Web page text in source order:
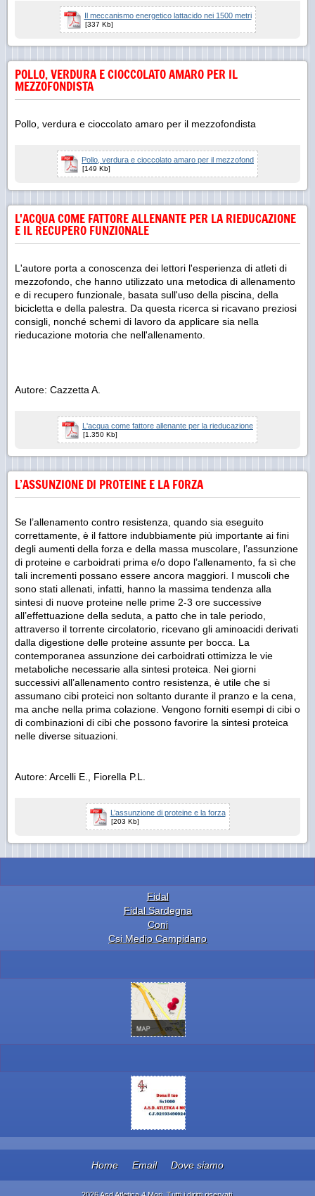
Il meccanismo energetico lattacido nei 1500 metri
[337 Kb]
POLLO, VERDURA E CIOCCOLATO AMARO PER IL
MEZZOFONDISTA
Pollo, verdura e cioccolato amaro per il mezzofondista
Pollo, verdura e cioccolato amaro per il mezzofond
[149 Kb]
L'ACQUA COME FATTORE ALLENANTE PER LA RIEDUCAZIONE
E IL RECUPERO FUNZIONALE
L'autore porta a conoscenza dei lettori l'esperienza di atleti di
mezzofondo, che hanno utilizzato una metodica di allenamento
e di recupero funzionale, basata sull'uso della piscina, della
bicicletta e della palestra. Da questa ricerca si ricavano preziosi
consigli, nonché schemi di lavoro da applicare sia nella
rieducazione motoria che nell'allenamento.
Autore: Cazzetta A.
L'acqua come fattore allenante per la rieducazione
[1.350 Kb]
L’ASSUNZIONE DI PROTEINE E LA FORZA
Se l’allenamento contro resistenza, quando sia eseguito
correttamente, è il fattore indubbiamente più importante ai fini
degli aumenti della forza e della massa muscolare, l’assunzione
di proteine e carboidrati prima e/o dopo l’allenamento, fa sì che
tali incrementi possano essere ancora maggiori. I muscoli che
sono stati allenati, infatti, hanno la massima tendenza alla
sintesi di nuove proteine nelle prime 2-3 ore successive
all’effettuazione della seduta, a patto che in tale periodo,
attraverso il torrente circolatorio, ricevano gli aminoacidi derivati
dalla digestione delle proteine assunte per bocca. La
contemporanea assunzione dei carboidrati ottimizza le vie
metaboliche necessarie alla sintesi proteica. Nei giorni
successivi all’allenamento contro resistenza, è utile che si
assumano cibi proteici non soltanto durante il pranzo e la cena,
ma anche nella prima colazione. Vengono forniti esempi di cibi o
di combinazioni di cibi che possono favorire la sintesi proteica
nelle diverse situazioni.
Autore: Arcelli E., Fiorella P.L.
L’assunzione di proteine e la forza
[203 Kb]
Fidal
Fidal Sardegna
Coni
Csi Medio Campidano
Home Email Dove siamo